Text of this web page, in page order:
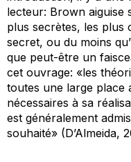
lecteur: Brown aiguise
plus secrètes, les plus
secret, ou du moins
que peut-être un
cet ouvrage: «les
toutes une large place
nécessaires à sa
est généralement
souhaité» (D’Almeida,